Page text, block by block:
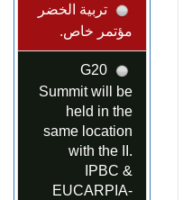
تربية الخضر
مؤتمر خاص.
G20
Summit will be
held in the
same location
with the II.
IPBC &
EUCARPIA-